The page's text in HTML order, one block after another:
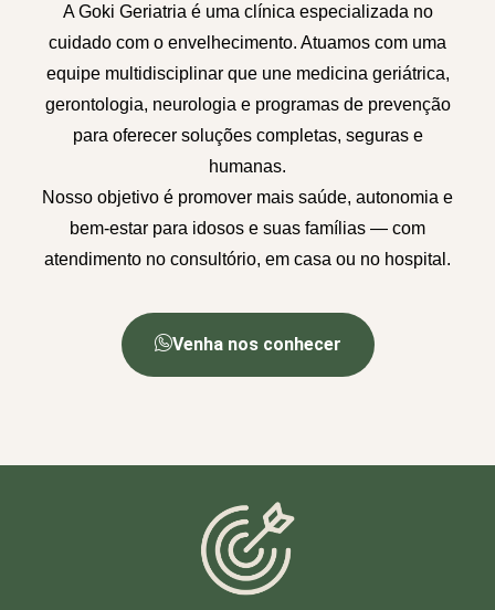
A Goki Geriatria é uma clínica especializada no
cuidado com o envelhecimento. Atuamos com uma
equipe multidisciplinar que une medicina geriátrica,
gerontologia, neurologia e programas de prevenção
para oferecer soluções completas, seguras e
humanas.
Nosso objetivo é promover mais saúde, autonomia e
bem-estar para idosos e suas famílias — com
atendimento no consultório, em casa ou no hospital.
Venha nos conhecer